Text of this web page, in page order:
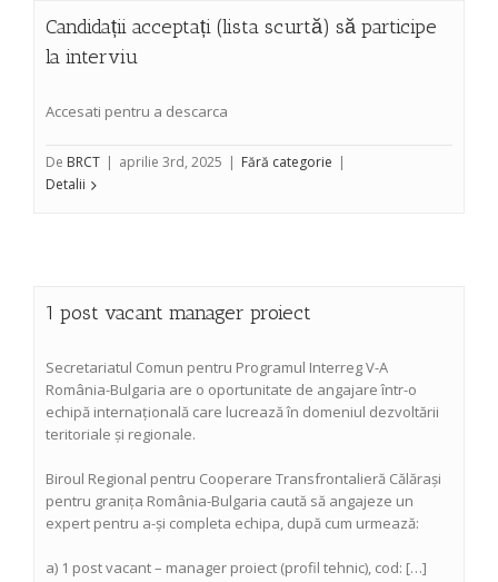
Candidații acceptați (lista scurtă) să participe
la interviu
Accesati pentru a descarca
De BRCT | aprilie 3rd, 2025 | Fără categorie |
Detalii
1 post vacant manager proiect
Secretariatul Comun pentru Programul Interreg V-A
România-Bulgaria are o oportunitate de angajare într-o
echipă internațională care lucrează în domeniul dezvoltării
teritoriale și regionale.
Biroul Regional pentru Cooperare Transfrontalieră Călărași
pentru granița România-Bulgaria caută să angajeze un
expert pentru a-și completa echipa, după cum urmează:
a) 1 post vacant – manager proiect (profil tehnic), cod: […]